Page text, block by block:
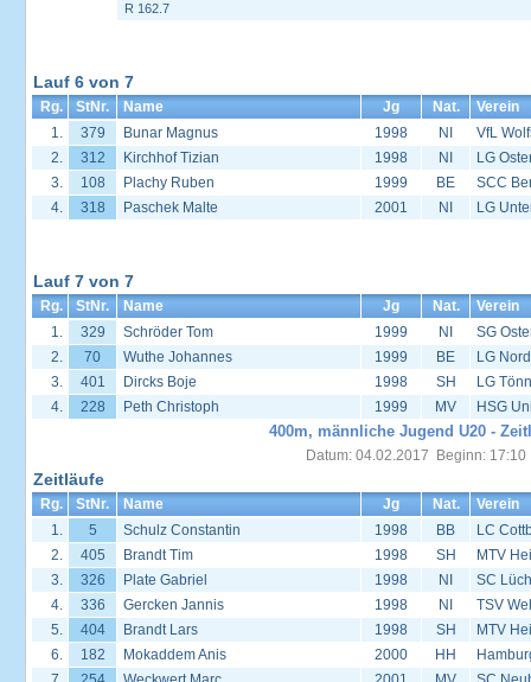
R 162.7
Lauf 6 von 7
Rg. StNr. Name Jg Nat.
Verein
1.
379 Bunar Magnus 1998 NI
VfL
2.
312 Kirchhof Tizian 1998 NI
LG
3.
108 Plachy Ruben 1999 BE
SCC
4.
318 Paschek Malte 2001 NI LG
Lauf 7 von 7
Rg. StNr. Name Jg Nat.
Verein
1.
329 Schröder Tom 1999 NI
SG
2.
70 Wuthe Johannes 1999 BE
LG
3.
401 Dircks Boje 1998 SH
LG
4.
228 Peth Christoph 1999 MV HSG
400m, männliche Jugend U20 -
Datum: 04.02.2017 Beginn: 17:10
Zeitläufe
Rg. StNr. Name Jg Nat.
Verein
1.
5 Schulz Constantin 1998 BB
LC
2.
405 Brandt Tim 1998 SH
MTV
3.
326 Plate Gabriel 1998 NI
SC
4.
336 Gercken Jannis 1998 NI
TSV
5.
404 Brandt Lars 1998 SH
MTV
6.
182 Mokaddem Anis 2000 HH